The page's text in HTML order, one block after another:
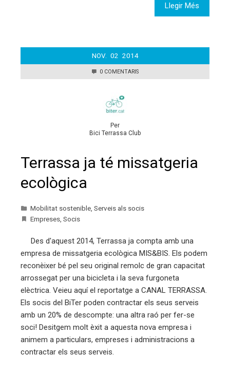
Llegir Més
NOV. 02 2014
0 COMENTARIS
Per
Bici Terrassa Club
Terrassa ja té missatgeria
ecològica
Mobilitat sostenible Serveis als socis
Empreses Socis
Des d'aquest 2014, Terrassa ja compta amb una
empresa de missatgeria ecològica MIS&BIS. Els podem
reconèixer bé pel seu original remolc de gran capacitat
arrossegat per una bicicleta i la seva furgoneta
elèctrica. Veieu aquí el reportatge a CANAL TERRASSA.
Els socis del BiTer poden contractar els seus serveis
amb un 20% de descompte: una altra raó per fer-se
soci! Desitgem molt èxit a aquesta nova empresa i
animem a particulars, empreses i administracions a
contractar els seus serveis.